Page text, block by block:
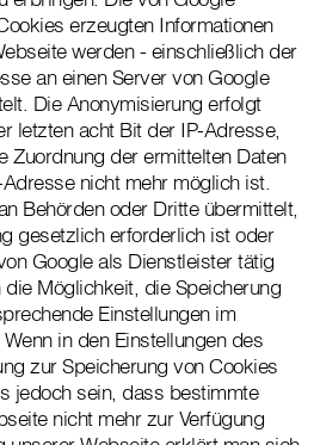
erzeugten Informationen
werden - einschließlich der
an einen Server von Google
Die Anonymisierung erfolgt
letzten acht Bit der IP-Adresse,
Zuordnung der ermittelten Daten
nicht mehr möglich ist.
Behörden oder Dritte übermittelt,
gesetzlich erforderlich ist oder
Google als Dienstleister tätig
Möglichkeit, die Speicherung
Einstellungen im
in den Einstellungen des
zur Speicherung von Cookies
jedoch sein, dass bestimmte
nicht mehr zur Verfügung